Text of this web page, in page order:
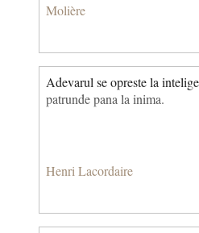
Molière
Adevarul se opreste la
patrunde pana la inima.
Henri Lacordaire